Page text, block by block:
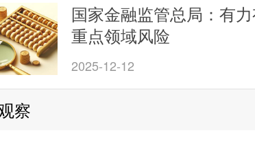
国家金融监管总局：有
重点领域风险
2025-12-12
察